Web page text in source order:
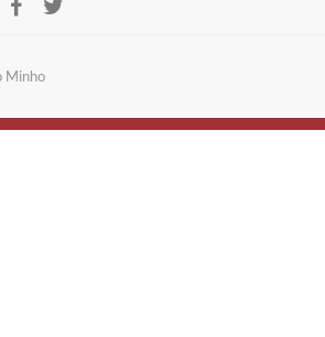
Minho​​​​​​​